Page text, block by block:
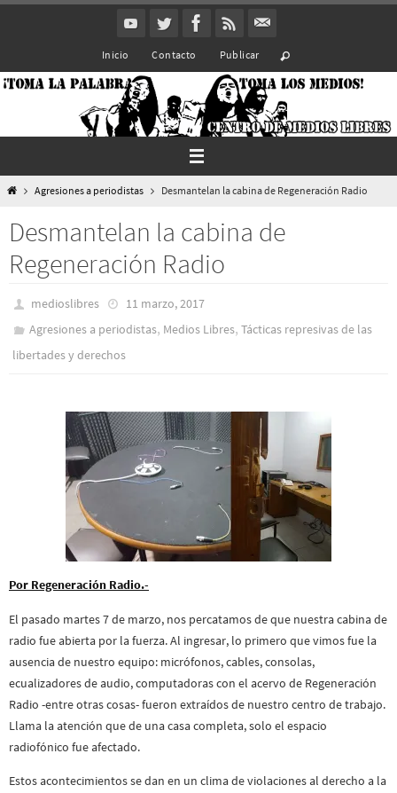
Inicio Contacto Publicar
InicioAgresiones a periodistas Desmantelan la cabina de Regeneración Radio
Desmantelan la cabina de
Regeneración Radio
medioslibres
11 marzo, 2017
Agresiones a periodistas, Medios Libres,Tácticas represivas de las
libertades y derechos
Por Regeneración Radio.-
El pasado martes 7 de marzo, nos percatamos de que nuestra cabina de
radio fue abierta por la fuerza. Al ingresar, lo primero que vimos fue la
ausencia de nuestro equipo: micrófonos, cables, consolas,
ecualizadores de audio, computadoras con el acervo de Regeneración
Radio -entre otras cosas- fueron extraídos de nuestro centro de trabajo.
Llama la atención que de una casa completa, solo el espacio
radiofónico fue afectado.
Estos acontecimientos se dan en un clima de violaciones al derecho a la